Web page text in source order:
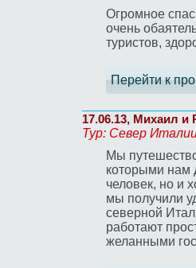
Огромное
очень
туристов,
Перейти к
17.06.13, Михаил и
Тур: Север
Мы
которыми нам
человек, но и
мы получили
северной
работают
желанными